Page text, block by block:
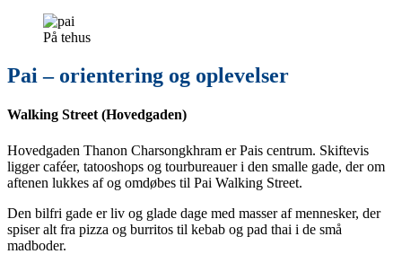
På tehus
Pai – orientering og oplevelser
Walking Street (Hovedgaden)
Hovedgaden Thanon Charsongkhram er Pais centrum. Skiftevis
ligger caféer, tatooshops og tourbureauer i den smalle gade, der om
aftenen lukkes af og omdøbes til Pai Walking Street.
Den bilfri gade er liv og glade dage med masser af mennesker, der
spiser alt fra pizza og burritos til kebab og pad thai i de små
madboder.